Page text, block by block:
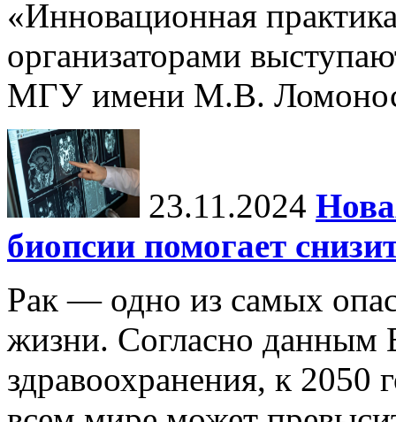
«Инновационная
организаторами
МГУ имени М.В.
23.11.2024
биопсии помогает
Рак — одно из самых
жизни. Согласно данным
здравоохранения, к 2050